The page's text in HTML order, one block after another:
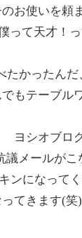
お使いを頼
って天才！
かったんだ
もテーブル
シオブロ
メールが
ンになって
てきます(笑)